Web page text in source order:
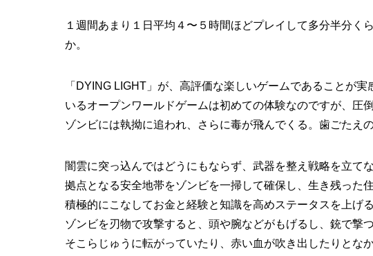
１週間あまり１日平均４〜５時間ほどプレイして多分半分く
か。
「DYING LIGHT」が、高評価な楽しいゲームであることが
いるオープンワールドゲームは初めての体験なのですが、圧
ゾンビには執拗に追われ、さらに毒が飛んでくる。歯ごたえ
闇雲に突っ込んではどうにもならず、武器を整え戦略を立て
拠点となる安全地帯をゾンビを一掃して確保し、生き残った
積極的にこなしてお金と経験と知識を高めステータスを上げ
ゾンビを刃物で攻撃すると、頭や腕などがもげるし、銃で撃
そこらじゅうに転がっていたり、赤い血が吹き出したりとな